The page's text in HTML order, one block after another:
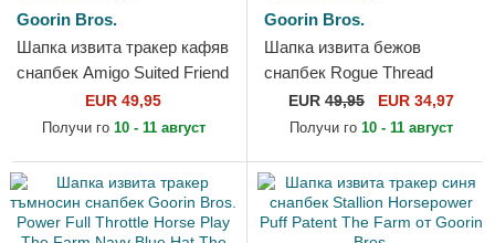
Goorin Bros.
Шапка извита тракер кафяв
снапбек Amigo Suited Friend
Business Professional The
Farm от Goorin Bros.
EUR 49,95
Получи го 10 - 11 август
Goorin Bros.
Шапка извита бежов
снапбек Rogue Thread
Rebel Rugged Comfort The
Farm от Goorin Bros.
EUR 49,95 EUR 34,97
Получи го 10 - 11 август